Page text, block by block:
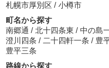
札幌市厚別区 / 小樽市
町名から探す
南郷通 / 北十四条東 / 中の島
澄川四条 / 二十四軒一条 / 豊
豊平三条
路線から探す